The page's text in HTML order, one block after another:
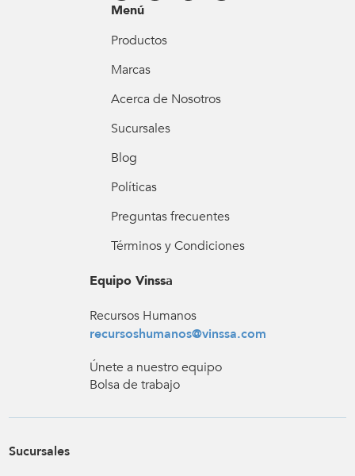
Menú
Productos
Marcas
Acerca de Nosotros
Sucursales
Blog
Políticas
Preguntas frecuentes
Términos y Condiciones
Equipo Vinssa
Recursos Humanos
recursoshumanos@vinssa.com
Únete a nuestro equipo
Bolsa de trabajo
Sucursales